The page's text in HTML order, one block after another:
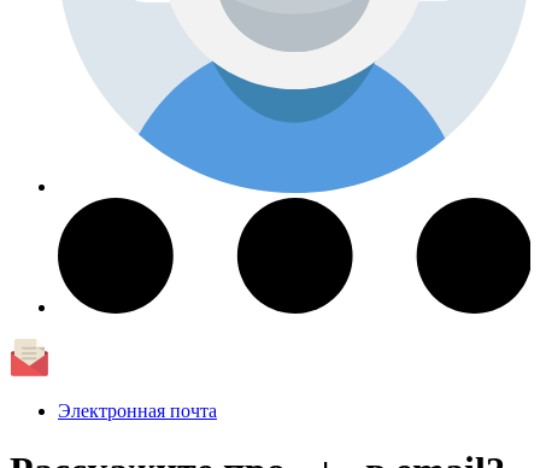
Электронная почта